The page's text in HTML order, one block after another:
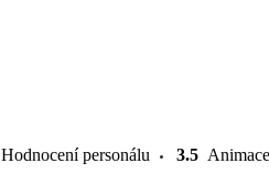
Hodnocení personálu 3.5 Animace